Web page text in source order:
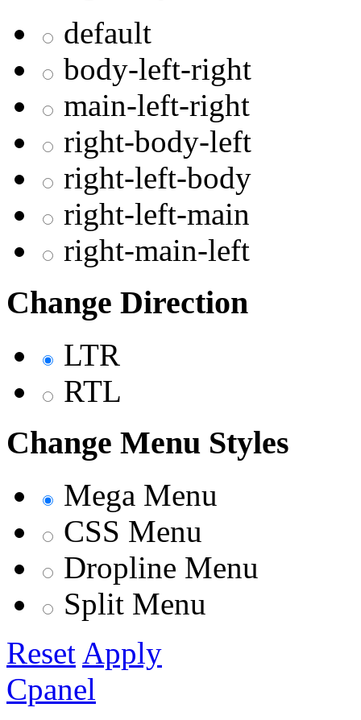
default
body-left-right
main-left-right
right-body-left
right-left-body
right-left-main
right-main-left
Change Direction
LTR
RTL
Change Menu Styles
Mega Menu
CSS Menu
Dropline Menu
Split Menu
Reset Apply
Cpanel